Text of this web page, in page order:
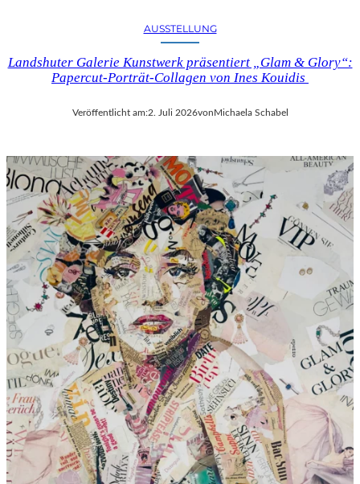
AUSSTELLUNG
Landshuter Galerie Kunstwerk präsentiert „Glam & Glory“:
Papercut-Porträt-Collagen von Ines Kouidis
Veröffentlicht am:2. Juli 2026vonMichaela Schabel